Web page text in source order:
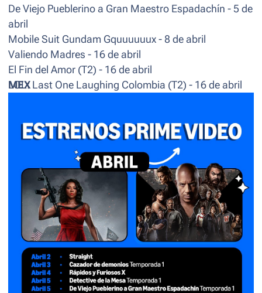
De Viejo Pueblerino a Gran Maestro Espadachín - 5 de
abril
Mobile Suit Gundam Gquuuuuux - 8 de abril
Valiendo Madres - 16 de abril
El Fin del Amor (T2) - 16 de abril
LOL: Last One Laughing Colombia (T2) - 16 de abril
MEX